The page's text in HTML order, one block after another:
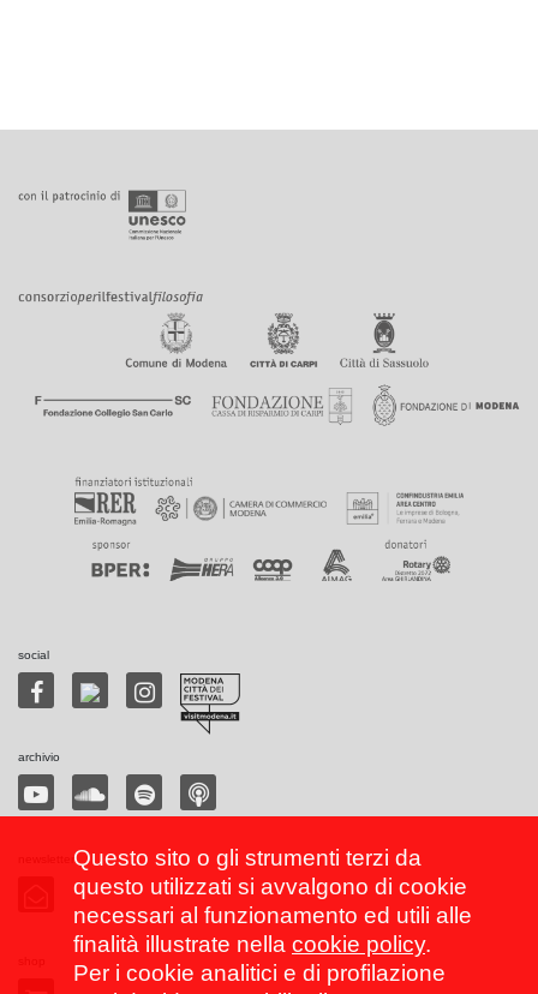
social
archivio
Questo sito o gli strumenti terzi da
questo utilizzati si avvalgono di cookie
necessari al funzionamento ed utili alle
finalità illustrate nella cookie policy.
Per i cookie analitici e di profilazione